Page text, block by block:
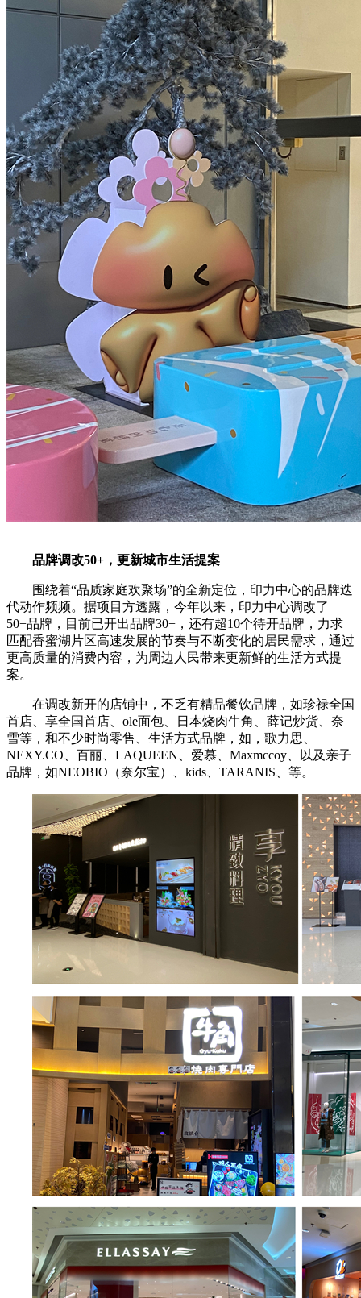
品牌调改50+，更新城市生活提案
围绕着“品质家庭欢聚场”的全新定位，印力中心的品牌迭
代动作频频。据项目方透露，今年以来，印力中心调改了
50+品牌，目前已开出品牌30+，还有超10个待开品牌，力求
匹配香蜜湖片区高速发展的节奏与不断变化的居民需求，通过
更高质量的消费内容，为周边人民带来更新鲜的生活方式提
案。
在调改新开的店铺中，不乏有精品餐饮品牌，如珍禄全国
首店、享全国首店、ole面包、日本烧肉牛角、薛记炒货、奈
雪等，和不少时尚零售、生活方式品牌，如，歌力思、
NEXY.CO、百丽、LAQUEEN、爱慕、Maxmccoy、以及亲子
品牌，如NEOBIO（奈尔宝）、 kids、TARANIS、 等。